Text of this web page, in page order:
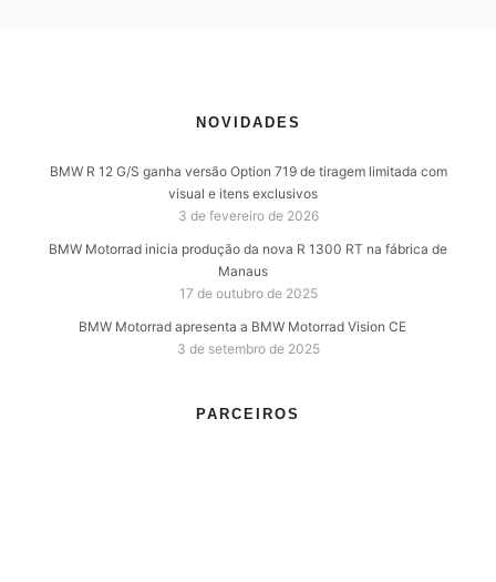
NOVIDADES
BMW R 12 G/S ganha versão Option 719 de tiragem limitada com
visual e itens exclusivos
3 de fevereiro de 2026
BMW Motorrad inicia produção da nova R 1300 RT na fábrica de
Manaus
17 de outubro de 2025
BMW Motorrad apresenta a BMW Motorrad Vision CE
3 de setembro de 2025
PARCEIROS